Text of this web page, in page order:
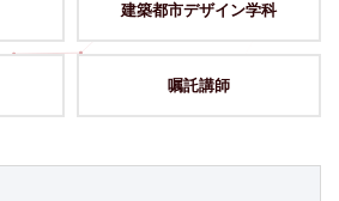
建築都市デザイン学科
嘱託講師